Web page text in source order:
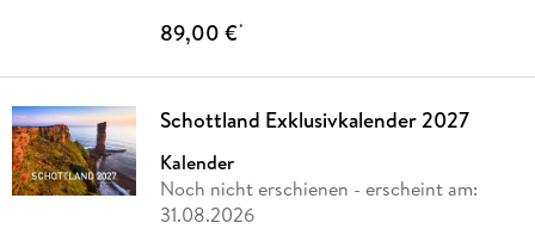
89,00 €*
Schottland Exklusivkalender 2027
Kalender
Noch nicht erschienen - erscheint am:
31.08.2026